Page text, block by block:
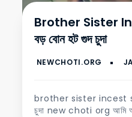
Brother Sister
বড় বোন হট গুদ চুদা
brother sister incest
চুদা new choti org আমি